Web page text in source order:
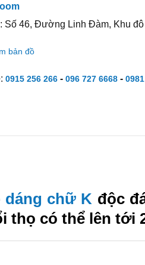
Số 46, Đường Linh Đàm, Khu
bản đồ
0915 256 266- 096 727 6668-
dáng chữ K độc
thọ có thể lên tới